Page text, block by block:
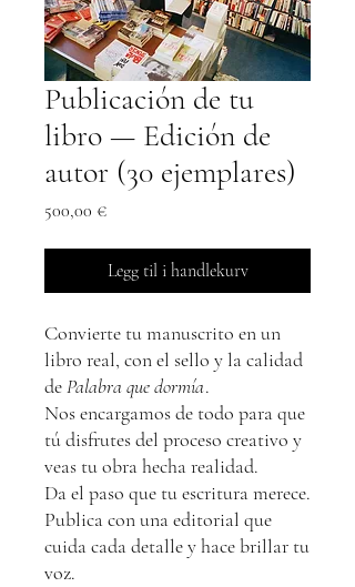
Publicación de tu
libro — Edición de
autor (30 ejemplares)
500,00 €Pris
Legg til i handlekurv
Convierte tu manuscrito en un
libro real, con el sello y la calidad
dePalabra que dormía.
Nos encargamos de todo para que
tú disfrutes del proceso creativo y
veas tu obra hecha realidad.
Da el paso que tu escritura merece.
Publica con una editorial que
cuida cada detalle y hace brillar tu
voz.